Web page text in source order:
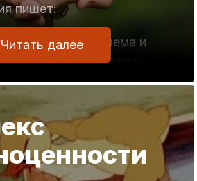
пишет:
общая проблема и
разучились дружить.
программы
мощный недостаток в
что пробрало до
Станислава и другие
Читать далее